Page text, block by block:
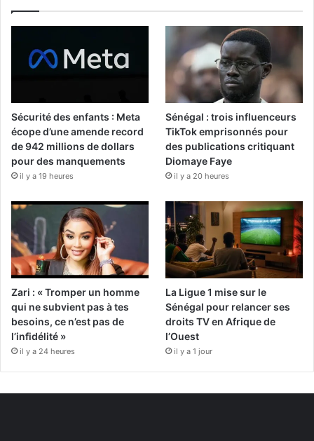
Sécurité des enfants : Meta
écope d’une amende record
de 942 millions de dollars
pour des manquements
il y a 19 heures
Sénégal : trois influenceurs
TikTok emprisonnés pour
des publications critiquant
Diomaye Faye
il y a 20 heures
Zari : « Tromper un homme
qui ne subvient pas à tes
besoins, ce n’est pas de
l’infidélité »
il y a 24 heures
La Ligue 1 mise sur le
Sénégal pour relancer ses
droits TV en Afrique de
l’Ouest
il y a 1 jour